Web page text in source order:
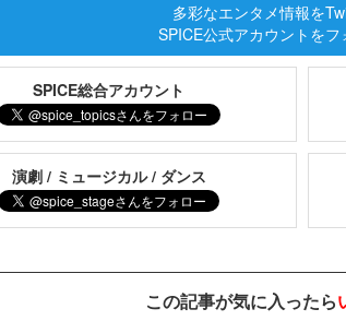
多彩なエンタメ情報を
SPICE公式アカウントをフ
SPICE総合アカウント
演劇 / ミュージカル / ダンス
この記事が気に入ったら